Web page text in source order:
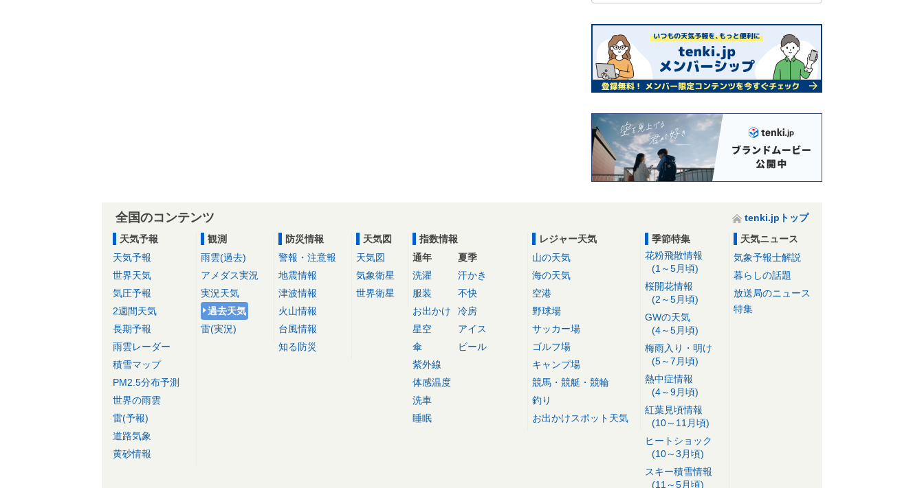
全国のコンテンツ
tenki.jpトップ
天気予報
天気予報
世界天気
気圧予報
2週間天気
長期予報
雨雲レーダー
積雪マップ
PM2.5分布予測
世界の雨雲
雷(予報)
道路気象
黄砂情報
観測
雨雲(過去)
アメダス実況
実況天気
過去天気
雷(実況)
防災情報
警報・注意報
地震情報
津波情報
火山情報
台風情報
知る防災
天気図
天気図
気象衛星
世界衛星
指数情報
通年
洗濯
服装
お出かけ
星空
傘
紫外線
体感温度
洗車
睡眠
夏季
汗かき
不快
冷房
アイス
ビール
レジャー天気
山の天気
海の天気
空港
野球場
サッカー場
ゴルフ場
キャンプ場
競馬・競艇・競輪
釣り
お出かけスポット天気
季節特集
花粉飛散情報
(1～5月頃)
桜開花情報
(2～5月頃)
GWの天気
(4～5月頃)
梅雨入り・明け
(5～7月頃)
熱中症情報
(4～9月頃)
紅葉見頃情報
(10～11月頃)
ヒートショック
(10～3月頃)
スキー積雪情報
(11～5月頃)
天気ニュース
気象予報士解説
暮らしの話題
放送局のニュース
特集